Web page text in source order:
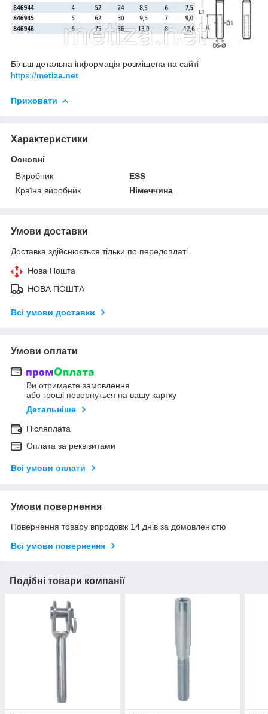
Більш детальна інформація розміщена на сайті
https://metiza.net
Приховати
Характеристики
Основні
Виробник
ESS
Країна виробник
Німеччина
Умови доставки
Доставка здійснюється тільки по передоплаті.
Нова Пошта
НОВА ПОШТА
Всі умови доставки
Умови оплати
Ви отримаєте замовлення
або гроші повернуться на вашу картку
Детальніше
Післяплата
Оплата за реквізитами
Всі умови оплати
Умови повернення
Повернення товару впродовж 14 днів за домовленістю
Всі умови повернення
Подібні товари компанії